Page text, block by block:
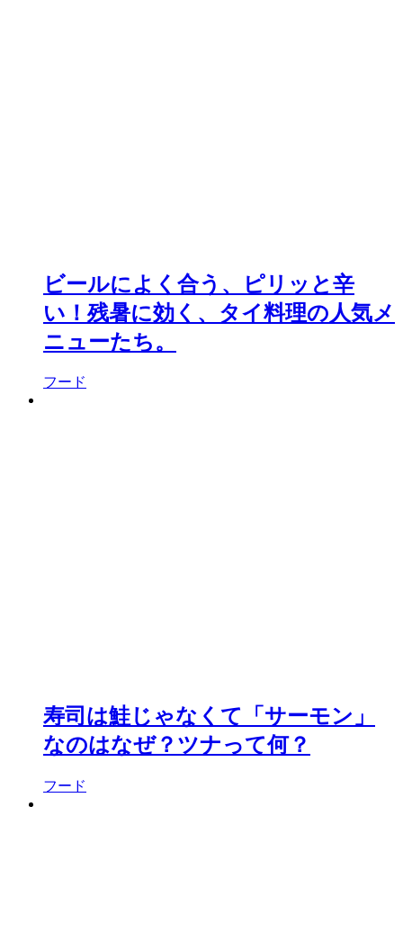
ビールによく合う、ピリッと辛
い！残暑に効く、タイ料理の人気メ
ニューたち。
フード
寿司は鮭じゃなくて「サーモン」
なのはなぜ？ツナって何？
フード